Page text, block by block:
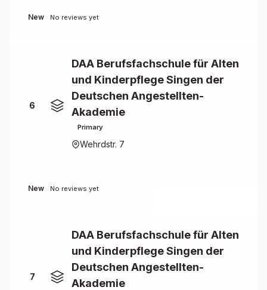
New No reviews yet
6
DAA Berufsfachschule für Alten
und Kinderpflege Singen der
Deutschen Angestellten-
Akademie
Primary
Wehrdstr. 7
New No reviews yet
7
DAA Berufsfachschule für Alten
und Kinderpflege Singen der
Deutschen Angestellten-
Akademie